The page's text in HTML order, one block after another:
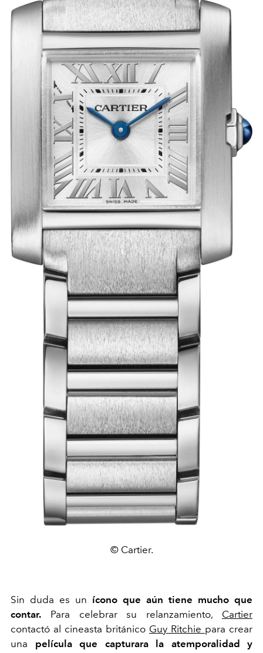
© Cartier.
Sin duda es un ícono que aún tiene mucho que
contar. Para celebrar su relanzamiento, Cartier
contactó al cineasta británico Guy Ritchie para crear
una película que capturara la atemporalidad y